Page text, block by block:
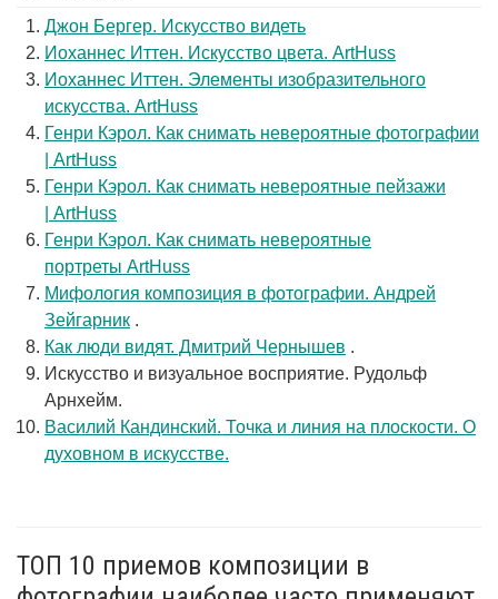
Джон Бергер. Искусство видеть
Иоханнес Иттен. Искусство цвета. ArtHuss
Иоханнес Иттен. Элементы изобразительного
искусства. ArtHuss
Генри Кэрол. Как снимать невероятные фотографии
| ArtHuss
Генри Кэрол. Как снимать невероятные пейзажи
| ArtHuss
Генри Кэрол. Как снимать невероятные
портреты ArtHuss
Мифология композиция в фотографии. Андрей
Зейгарник .
Как люди видят. Дмитрий Чернышев .
Искусство и визуальное восприятие. Рудольф
Арнхейм.
Василий Кандинский. Точка и линия на плоскости. О
духовном в искусстве.
ТОП 10 приемов композиции в